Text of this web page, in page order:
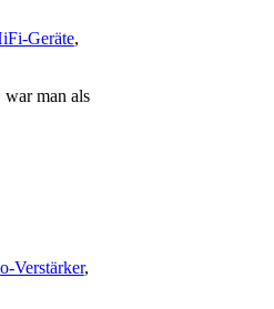
Geräte,
man als
Verstärker,